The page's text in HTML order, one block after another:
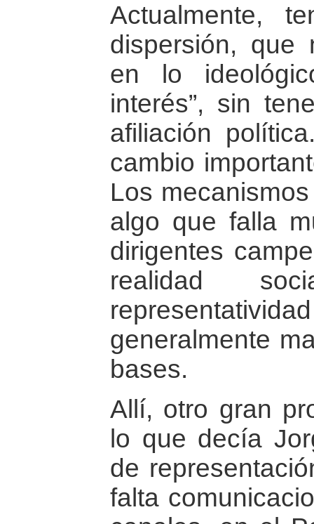
Actualmente,
dispersión, que
en lo
interés”, sin
afiliación
cambio
Los
algo que falla
dirigentes
realidad
generalmente
bases.
Allí, otro gran
lo que decía
de
falta